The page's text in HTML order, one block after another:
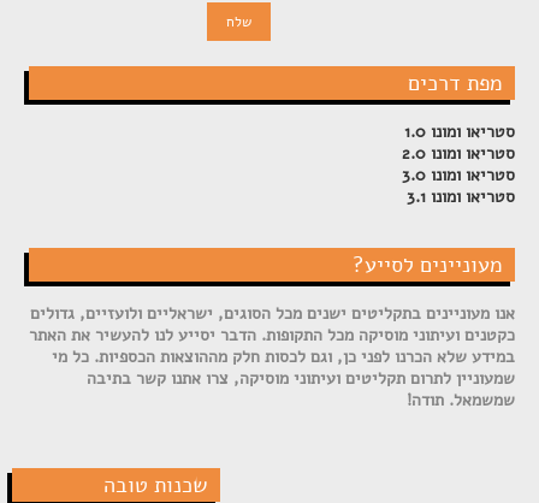
מפת דרכים
סטריאו ומונו 1.0
סטריאו ומונו 2.0
סטריאו ומונו 3.0
סטריאו ומונו 3.1
מעוניינים לסייע?
אנו מעוניינים בתקליטים ישנים מכל הסוגים, ישראליים ולועזיים, גדולים
כקטנים ועיתוני מוסיקה מכל התקופות. הדבר יסייע לנו להעשיר את האתר
במידע שלא הכרנו לפני כן, וגם לכסות חלק מההוצאות הכספיות. כל מי
שמעוניין לתרום תקליטים ועיתוני מוסיקה, צרו אתנו קשר בתיבה
שמשמאל. תודה!
שכנות טובה